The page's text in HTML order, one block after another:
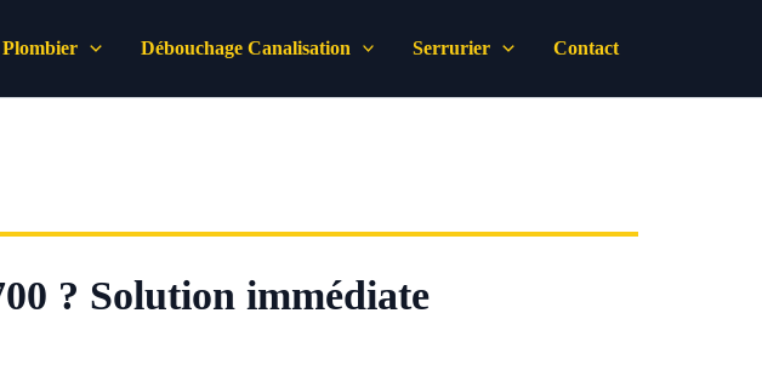
Plombier Débouchage Canalisation Serrurier Contact
? Solution immédiate